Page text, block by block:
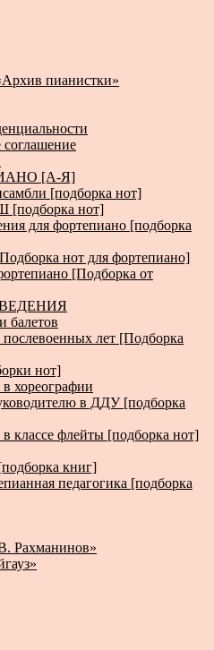
музыка, статьи…
пианистки»
соглашение
[А-Я]
[подборка нот]
[подборка нот]
для фортепиано [подборка
нот для фортепиано]
[Подборка от
лет [Подборка
нот]
хореографии
в ДДУ [подборка
классе флейты [подборка нот]
книг]
педагогика [подборка
Рахманинов»